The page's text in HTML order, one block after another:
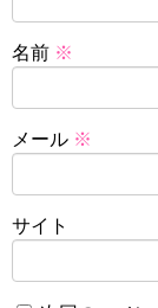
名前 ※
メール ※
サイト